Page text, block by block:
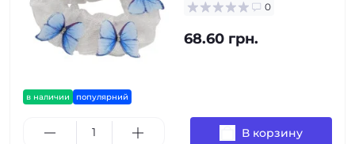
в наличии популярний
0
68.60 грн.
В корзину